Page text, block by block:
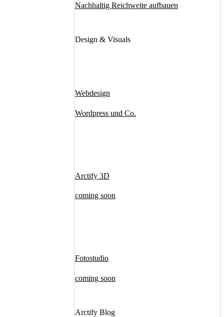
Nachhaltig Reichweite aufbauen
Design & Visuals
Webdesign
Wordpress und Co.
Arctify 3D
coming soon
Fotostudio
coming soon
Arctify Blog